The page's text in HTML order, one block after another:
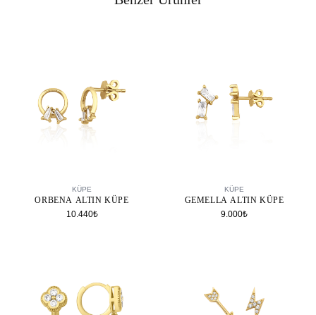
KÜPE
ORBENA ALTIN KÜPE
10.440₺
KÜPE
GEMELLA ALTIN KÜPE
9.000₺